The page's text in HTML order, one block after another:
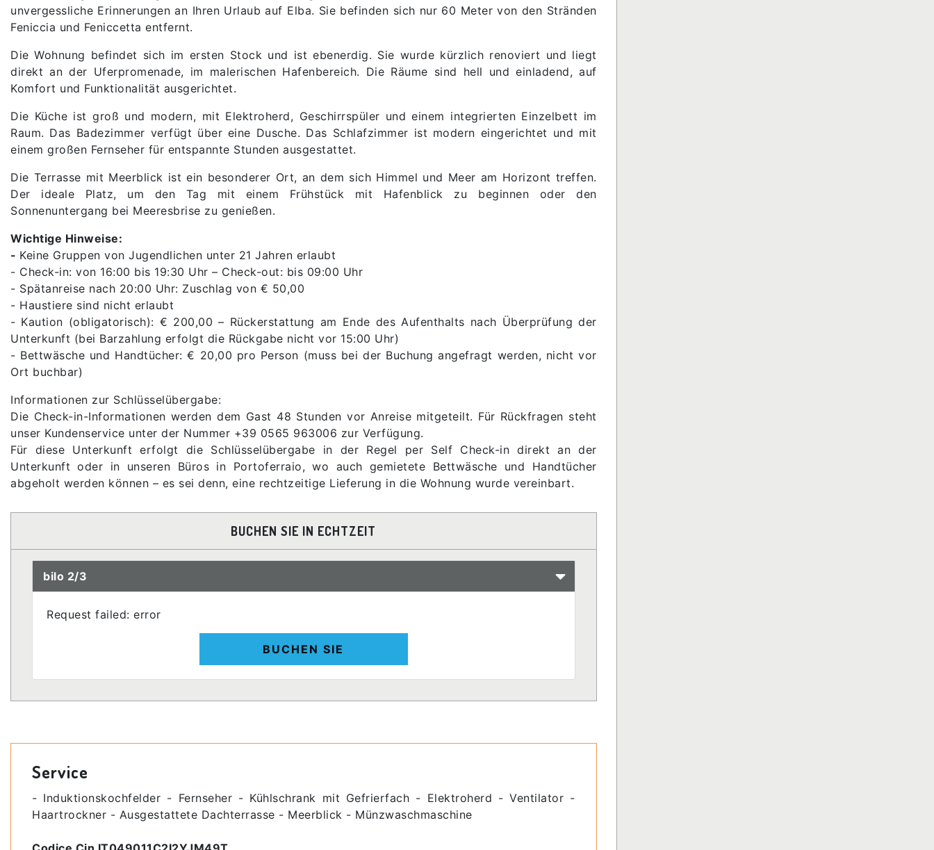
unvergessliche Erinnerungen an Ihren Urlaub auf Elba. Sie befinden sich nur 60 Meter von den Stränden
Feniccia und Feniccetta entfernt.
Die Wohnung befindet sich im ersten Stock und ist ebenerdig. Sie wurde kürzlich renoviert und liegt
direkt an der Uferpromenade, im malerischen Hafenbereich. Die Räume sind hell und einladend, auf
Komfort und Funktionalität ausgerichtet.
Die Küche ist groß und modern, mit Elektroherd, Geschirrspüler und einem integrierten Einzelbett im
Raum. Das Badezimmer verfügt über eine Dusche. Das Schlafzimmer ist modern eingerichtet und mit
einem großen Fernseher für entspannte Stunden ausgestattet.
Die Terrasse mit Meerblick ist ein besonderer Ort, an dem sich Himmel und Meer am Horizont treffen.
Der ideale Platz, um den Tag mit einem Frühstück mit Hafenblick zu beginnen oder den
Sonnenuntergang bei Meeresbrise zu genießen.
Wichtige Hinweise:
- Keine Gruppen von Jugendlichen unter 21 Jahren erlaubt
- Check-in: von 16:00 bis 19:30 Uhr – Check-out: bis 09:00 Uhr
- Spätanreise nach 20:00 Uhr: Zuschlag von € 50,00
- Haustiere sind nicht erlaubt
- Kaution (obligatorisch): € 200,00 – Rückerstattung am Ende des Aufenthalts nach Überprüfung der
Unterkunft (bei Barzahlung erfolgt die Rückgabe nicht vor 15:00 Uhr)
- Bettwäsche und Handtücher: € 20,00 pro Person (muss bei der Buchung angefragt werden, nicht vor
Ort buchbar)
Informationen zur Schlüsselübergabe:
Die Check-in-Informationen werden dem Gast 48 Stunden vor Anreise mitgeteilt. Für Rückfragen steht
unser Kundenservice unter der Nummer +39 0565 963006 zur Verfügung.
Für diese Unterkunft erfolgt die Schlüsselübergabe in der Regel per Self Check-in direkt an der
Unterkunft oder in unseren Büros in Portoferraio, wo auch gemietete Bettwäsche und Handtücher
abgeholt werden können – es sei denn, eine rechtzeitige Lieferung in die Wohnung wurde vereinbart.
BUCHEN SIE IN ECHTZEIT
bilo 2/3
Request failed: error
BUCHEN SIE
Service
- Induktionskochfelder - Fernseher - Kühlschrank mit Gefrierfach - Elektroherd - Ventilator -
Haartrockner - Ausgestattete Dachterrasse - Meerblick - Münzwaschmaschine